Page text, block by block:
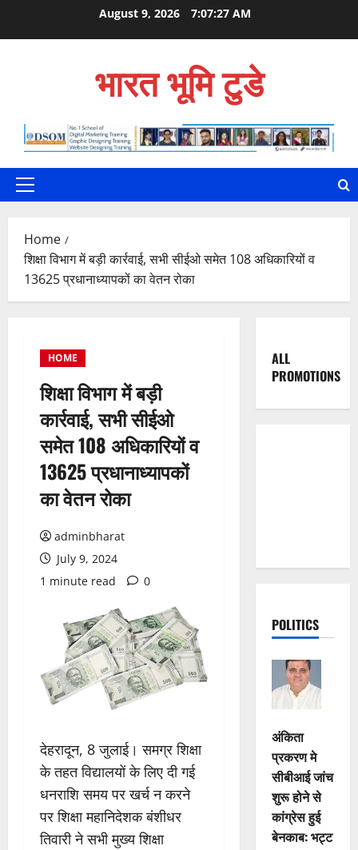
August 9, 2026 7:07:28 AM
भारत भूमि टुडे
Primary
Home
शिक्षा विभाग में बड़ी कार्रवाई, सभी सीईओ समेत 108 अधिकारियों व
13625 प्रधानाध्यापकों का वेतन रोका
HOME
शिक्षा विभाग में बड़ी
कार्रवाई, सभी सीईओ
समेत 108 अधिकारियों व
13625 प्रधानाध्यापकों
का वेतन रोका
adminbharat
July 9, 2024
1 minute read
0
देहरादून, 8 जुलाई। समग्र शिक्षा
के तहत विद्यालयों के लिए दी गई
धनराशि समय पर खर्च न करने
पर शिक्षा महानिदेशक बंशीधर
तिवारी ने सभी मुख्य शिक्षा
ALL
PROMOTIONS
POLITICS
अंकिता
प्रकरण मे
सीबीआई जांच
शुरू होने से
कांग्रेस हुई
बेनकाब: भट्ट